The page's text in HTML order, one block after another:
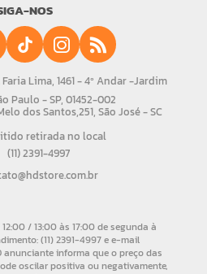
NOS
Lima, 1461 - 4º Andar -Jardim
Paulo - SP, 01452-002
dos Santos,251, São José - SC
retirada no local
(11) 2391-4997